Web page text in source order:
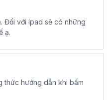
Đối với Ipad sẽ có những
ạ.
thức hướng dẫn khi bấm